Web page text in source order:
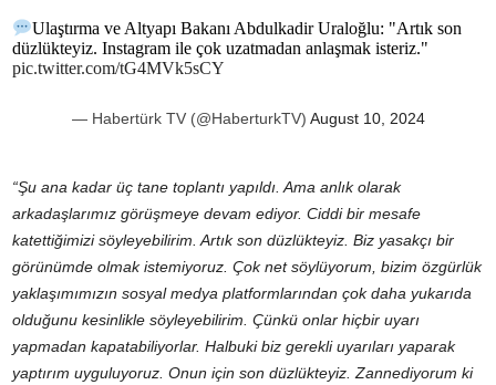
Ulaştırma ve Altyapı Bakanı Abdulkadir Uraloğlu: "Artık son
düzlükteyiz. Instagram ile çok uzatmadan anlaşmak isteriz."
pic.twitter.com/tG4MVk5sCY
— Habertürk TV (@HaberturkTV) August 10, 2024
“Şu ana kadar üç tane toplantı yapıldı. Ama anlık olarak
arkadaşlarımız görüşmeye devam ediyor. Ciddi bir mesafe
katettiğimizi söyleyebilirim. Artık son düzlükteyiz. Biz yasakçı bir
görünümde olmak istemiyoruz. Çok net söylüyorum, bizim özgürlük
yaklaşımımızın sosyal medya platformlarından çok daha yukarıda
olduğunu kesinlikle söyleyebilirim. Çünkü onlar hiçbir uyarı
yapmadan kapatabiliyorlar. Halbuki biz gerekli uyarıları yaparak
yaptırım uyguluyoruz. Onun için son düzlükteyiz. Zannediyorum ki